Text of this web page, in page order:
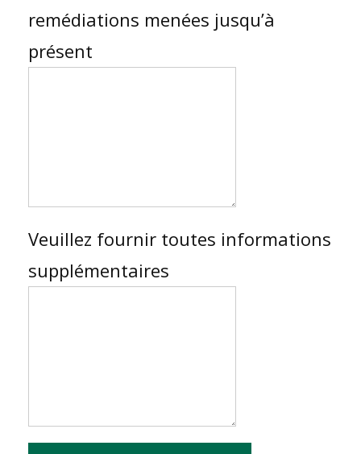
remédiations menées jusqu’à
présent
Veuillez fournir toutes informations
supplémentaires